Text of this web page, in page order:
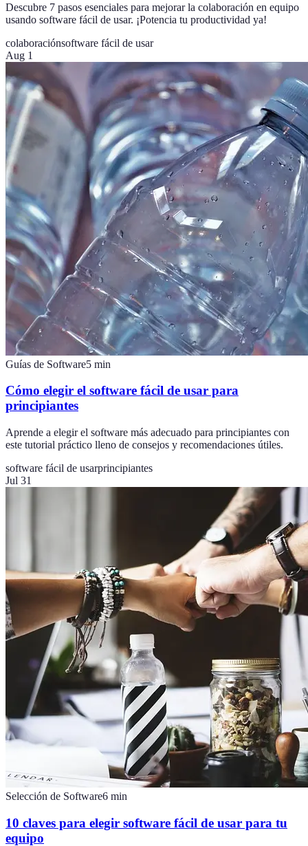
Descubre 7 pasos esenciales para mejorar la colaboración en equipo
usando software fácil de usar. ¡Potencia tu productividad ya!
colaboraciónsoftware fácil de usar
Aug 1
Guías de Software5 min
Cómo elegir el software fácil de usar para
principiantes
Aprende a elegir el software más adecuado para principiantes con
este tutorial práctico lleno de consejos y recomendaciones útiles.
software fácil de usarprincipiantes
Jul 31
Selección de Software6 min
10 claves para elegir software fácil de usar para tu
equipo